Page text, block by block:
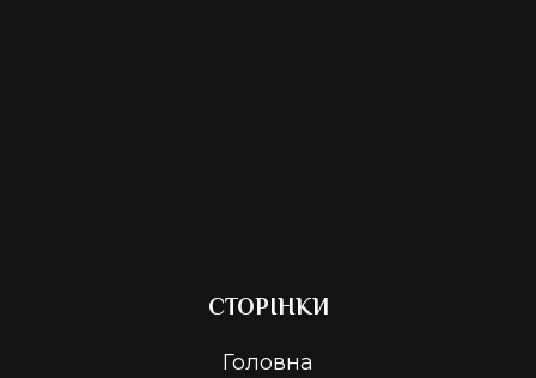
СТОРІНКИ
Головна